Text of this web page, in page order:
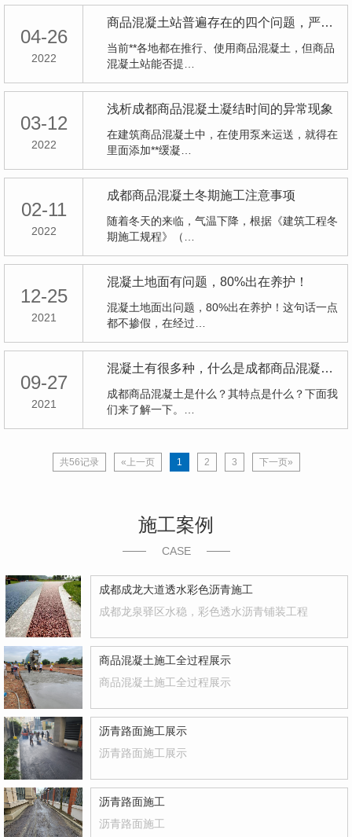
04-26
2022
商品混凝土站普遍存在的四个问题，严重影响混凝土质量！
当前**各地都在推行、使用商品混凝土，但商品
混凝土站能否提…
03-12
2022
浅析成都商品混凝土凝结时间的异常现象
在建筑商品混凝土中，在使用泵来运送，就得在
里面添加**缓凝…
02-11
2022
成都商品混凝土冬期施工注意事项
随着冬天的来临，气温下降，根据《建筑工程冬
期施工规程》（…
12-25
2021
混凝土地面有问题，80%出在养护！
混凝土地面出问题，80%出在养护！这句话一点
都不掺假，在经过…
09-27
2021
混凝土有很多种，什么是成都商品混凝土？
成都商品混凝土是什么？其特点是什么？下面我
们来了解一下。…
共56记录 «上一页 1 2 3 下一页»
施工案例
CASE
成都成龙大道透水彩色沥青施工
成都龙泉驿区水稳，彩色透水沥青铺装工程
商品混凝土施工全过程展示
商品混凝土施工全过程展示
沥青路面施工展示
沥青路面施工展示
沥青路面施工
沥青路面施工